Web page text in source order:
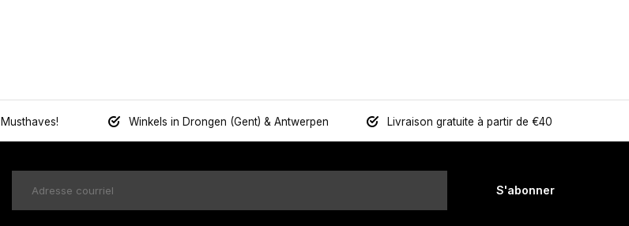
Winkels in Drongen (Gent) & Antwerpen Livraison gratuite à partir de €40
S'abonner